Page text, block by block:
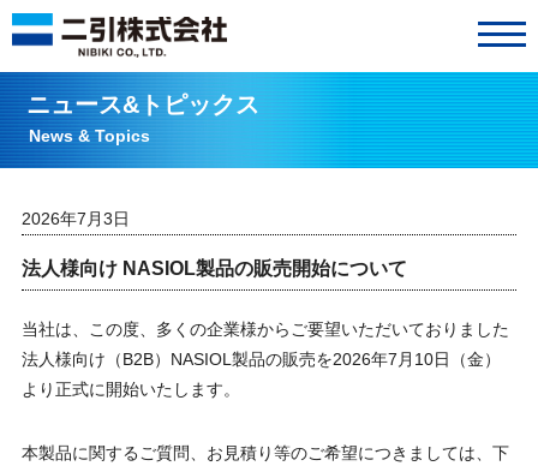
ニュース&トピックス
News & Topics
2026年7月3日
法人様向け NASIOL製品の販売開始について
当社は、この度、多くの企業様からご要望いただいておりました
法人様向け（B2B）NASIOL製品の販売を2026年7月10日（金）
より正式に開始いたします。
本製品に関するご質問、お見積り等のご希望につきましては、下